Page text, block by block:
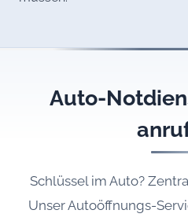
Auto-
Schlüssel im Auto?
Unser Autoöffnungs-